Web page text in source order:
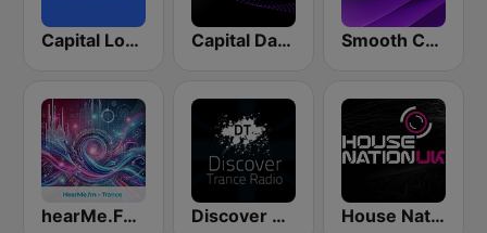
Capital London Capital Dance Smooth Chill
hearMe.FM Trance Discover Trance Radio House Nation UK